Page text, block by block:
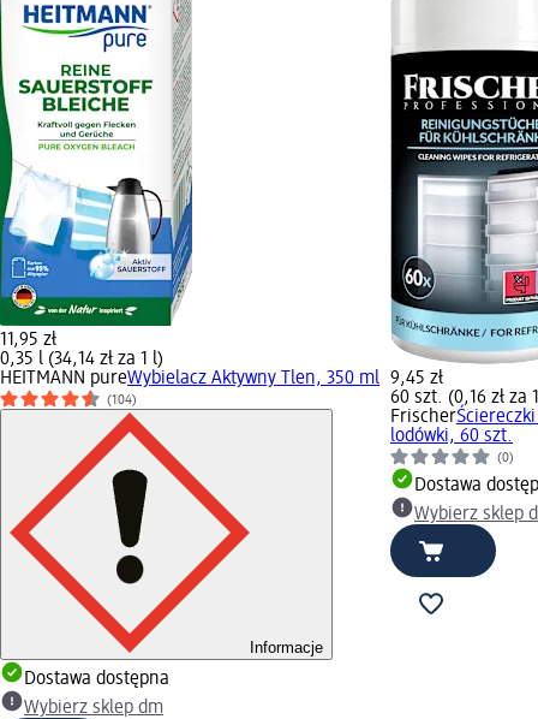
11,95 zł
0,35 l (34,14 zł za 1 l)
HEITMANN pureWybielacz Aktywny Tlen, 350 ml
(104)
Informacje
Dostawa dostępna
Wybierz sklep dm
9,45 zł
60 szt. (0,16 zł za
Frischer
lodówki, 60 szt.
(0)
Dostawa
Wybierz sklep